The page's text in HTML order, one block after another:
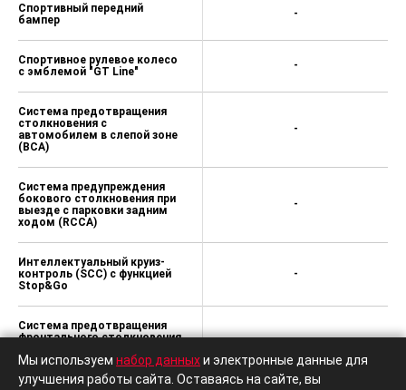
Спортивный передний
бампер
Спортивное рулевое колесо
с эмблемой "GT Line"
Система предотвращения
столкновения с
автомобилем в слепой зоне
(BCA)
Система предупреждения
бокового столкновения при
выезде с парковки задним
ходом (RCCA)
Интеллектуальный круиз-
контроль (SCC) с функцией
Stop&Go
Система предотвращения
фронтального столкновения
распознавания: автомобиль/
пешеход/велосипедист)
-
-
-
-
-
Мы используем набор данныхи электронные данные для
улучшения работы сайта. Оставаясь на сайте, вы